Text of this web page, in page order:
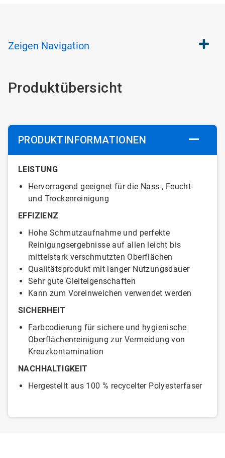
Zeigen Navigation
Produktübersicht
PRODUKTINFORMATIONEN
LEISTUNG
Hervorragend geeignet für die Nass-, Feucht-
und Trockenreinigung
EFFIZIENZ
Hohe Schmutzaufnahme und perfekte
Reinigungsergebnisse auf allen leicht bis
mittelstark verschmutzten Oberflächen
Qualitätsprodukt mit langer Nutzungsdauer
Sehr gute Gleiteigenschaften
Kann zum Voreinweichen verwendet werden
SICHERHEIT
Farbcodierung für sichere und hygienische
Oberflächenreinigung zur Vermeidung von
Kreuzkontamination
NACHHALTIGKEIT
Hergestellt aus 100 % recycelter Polyesterfaser